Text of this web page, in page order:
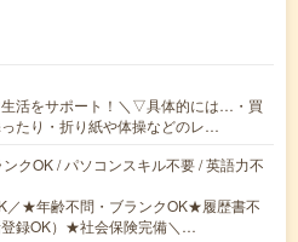
生活をサポート！＼▽具体的には…・買
たり・折り紙や体操などのレ…
クOK / パソコンスキル不要 / 英語力不
／★年齢不問・ブランクOK★履歴書不
録OK）★社会保険完備＼…